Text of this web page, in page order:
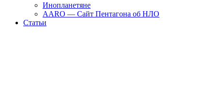
Инопланетяне
AARO — Сайт Пентагона об НЛО
Статьи